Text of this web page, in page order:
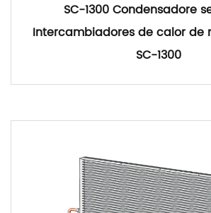
SC-1300 Condensadore
Intercambiadores de calor de
SC-1300